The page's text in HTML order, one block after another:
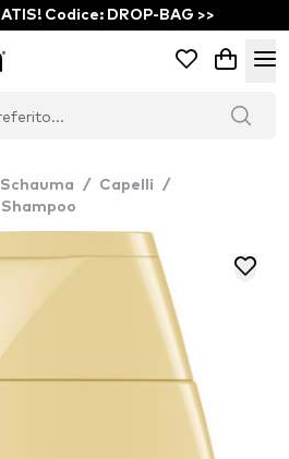
Codice: DROP-BAG >>
/ Capelli
/
Shampoo